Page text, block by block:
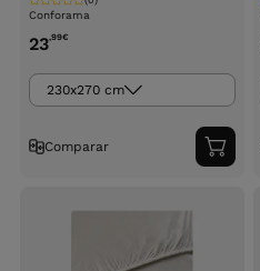
Conforama
23,99€
230x270 cm
Comparar
ao